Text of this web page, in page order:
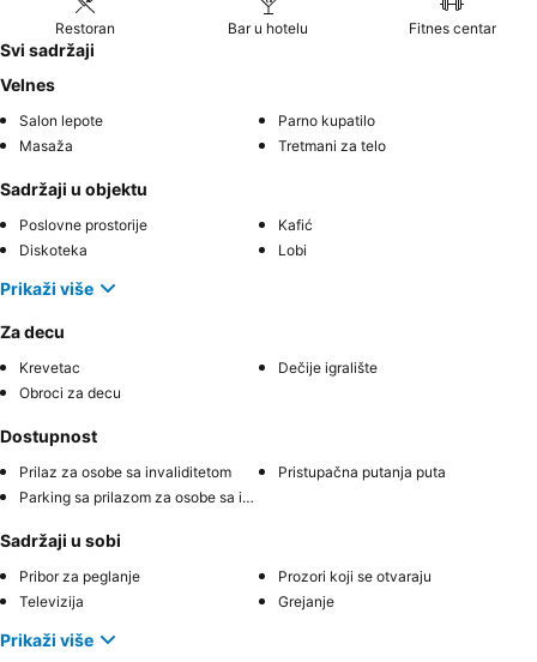
Restoran Bar u hotelu Fitnes centar
Svi sadržaji
Velnes
Salon lepote
Parno kupatilo
Masaža
Tretmani za telo
Sadržaji u objektu
Poslovne prostorije
Kafić
Diskoteka
Lobi
Prikaži više
Za decu
Krevetac
Dečije igralište
Obroci za decu
Dostupnost
Prilaz za osobe sa invaliditetom
Pristupačna putanja puta
Parking sa prilazom za osobe sa invaliditetom
Sadržaji u sobi
Pribor za peglanje
Prozori koji se otvaraju
Televizija
Grejanje
Prikaži više